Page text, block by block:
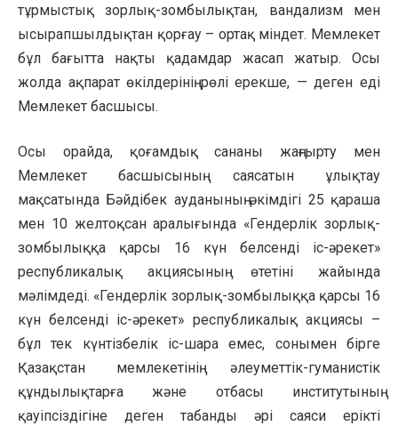
тұрмыстық зорлық-зомбылықтан, вандализм мен
ысырапшылдықтан қорғау – ортақ міндет. Мемлекет
бұл бағытта нақты қадамдар жасап жатыр. Осы
жолда ақпарат өкілдерінің рөлі ерекше, — деген еді
Мемлекет басшысы.
Осы орайда, қоғамдық сананы жаңғырту мен
Мемлекет басшысының саясатын ұлықтау
мақсатында Бәйдібек ауданының әкімдігі 25 қараша
мен 10 желтоқсан аралығында «Гендерлік зорлық-
зомбылыққа қарсы 16 күн белсенді іс-әрекет»
республикалық акциясының өтетіні жайында
мәлімдеді. «Гендерлік зорлық-зомбылыққа қарсы 16
күн белсенді іс-әрекет» республикалық акциясы –
бұл тек күнтізбелік іс-шара емес, сонымен бірге
Қазақстан мемлекетінің әлеуметтік-гуманистік
құндылықтарға және отбасы институтының
қауіпсіздігіне деген табанды әрі саяси ерікті